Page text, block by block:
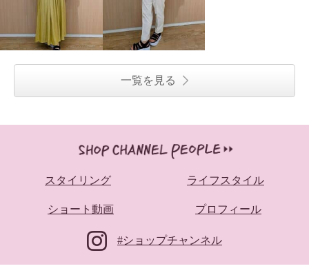
一覧を見る
スタイリング ライフスタイル
ショート動画 プロフィール
#ショップチャンネル